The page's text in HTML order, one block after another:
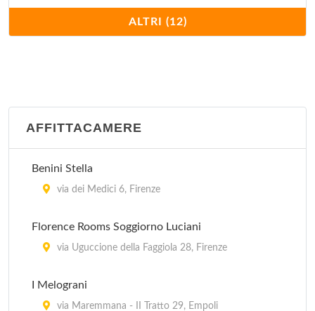
via Guglielmo Marconi 25/27, Montaione
Ostello del Chianti
Ostello Santa Monaca
Poggio alla Terra
Villa San Michele
ALTRI (12)
AFFITTACAMERE
Benini Stella
via dei Medici 6, Firenze
Florence Rooms Soggiorno Luciani
via Uguccione della Faggiola 28, Firenze
I Melograni
via Maremmana - II Tratto 29, Empoli